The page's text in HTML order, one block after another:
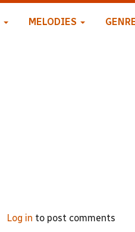
MELODIES
Log in to post comments